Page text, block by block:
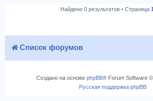
Найдено 0 результатов • Страница 1
Список форумов
Создано на основе phpBB® Forum Software ©
Русская поддержка phpBB